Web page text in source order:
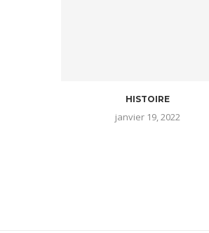
HISTOIRE
janvier 19, 2022